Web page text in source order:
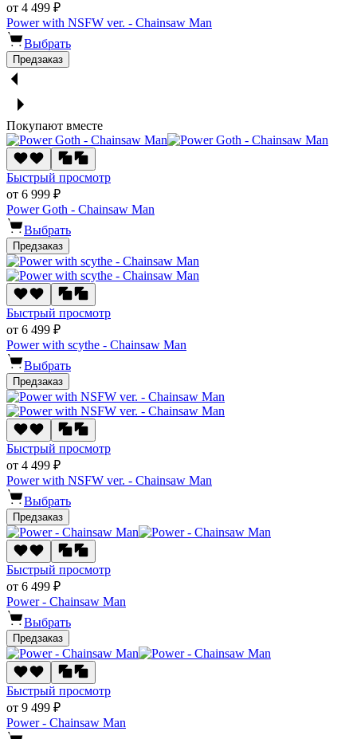
от 4 499 ₽
Power with NSFW ver. - Chainsaw Man
Выбрать
Предзаказ
Покупают вместе
Быстрый просмотр
от 6 999 ₽
Power Goth - Chainsaw Man
Выбрать
Предзаказ
Быстрый просмотр
от 6 499 ₽
Power with scythe - Chainsaw Man
Выбрать
Предзаказ
Быстрый просмотр
от 4 499 ₽
Power with NSFW ver. - Chainsaw Man
Выбрать
Предзаказ
Быстрый просмотр
от 6 499 ₽
Power - Chainsaw Man
Выбрать
Предзаказ
Быстрый просмотр
от 9 499 ₽
Power - Chainsaw Man